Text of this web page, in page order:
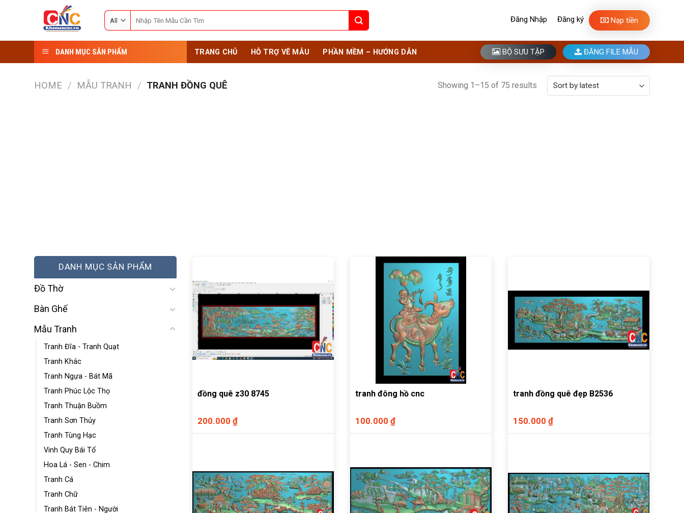
for:
Đăng Nhập Đăng ký Nạp tiền
DANH MỤC SẢN PHẨM TRANG CHỦ HỖ TRỢ VẼ MẪU PHẦN MỀM – HƯỚNG DẪN BỘ SƯU TẬP ĐĂNG FILE MẪU
HOME / MẪU TRANH / TRANH ĐỒNG QUÊ Showing 1–15 of 75 results
DANH MỤC SẢN PHẨM
Đồ Thờ
Bàn Ghế
Mẫu Tranh
Tranh Đĩa - Tranh Quạt
Tranh Khác
Tranh Ngựa - Bát Mã
Tranh Phúc Lộc Thọ
Tranh Thuận Buồm
Tranh Sơn Thủy
Tranh Tùng Hạc
Vinh Quy Bái Tổ
Hoa Lá - Sen - Chim
Tranh Cá
Tranh Chữ
Tranh Bát Tiên - Người
đồng quê z30 8745
200.000 ₫
tranh đông hồ cnc
100.000 ₫
tranh đồng quê đẹp B2536
150.000 ₫